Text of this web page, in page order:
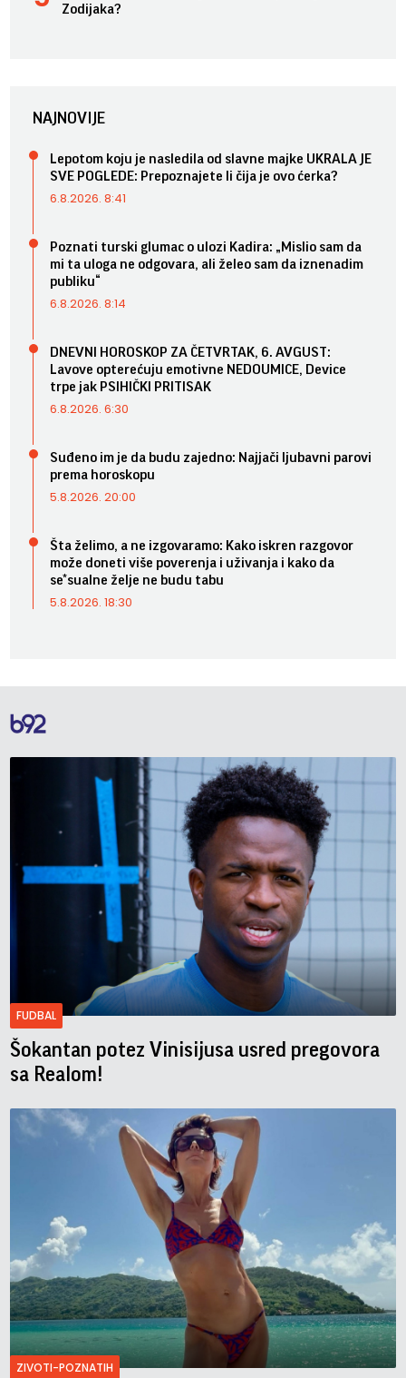
Zodijaka?
NAJNOVIJE
Lepotom koju je nasledila od slavne majke UKRALA JE
SVE POGLEDE: Prepoznajete li čija je ovo ćerka?
6.8.2026. 8:41
Poznati turski glumac o ulozi Kadira: „Mislio sam da
mi ta uloga ne odgovara, ali želeo sam da iznenadim
publiku“
6.8.2026. 8:14
DNEVNI HOROSKOP ZA ČETVRTAK, 6. AVGUST:
Lavove opterećuju emotivne NEDOUMICE, Device
trpe jak PSIHIČKI PRITISAK
6.8.2026. 6:30
Suđeno im je da budu zajedno: Najjači ljubavni parovi
prema horoskopu
5.8.2026. 20:00
Šta želimo, a ne izgovaramo: Kako iskren razgovor
može doneti više poverenja i uživanja i kako da
se*sualne želje ne budu tabu
5.8.2026. 18:30
FUDBAL
Šokantan potez Vinisijusa usred pregovora
sa Realom!
ZIVOTI-POZNATIH